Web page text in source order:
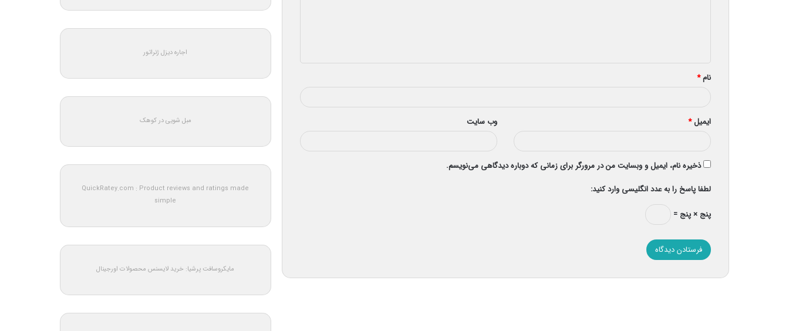
*
نام*
ایمیل* وب‌ سایت
ذخیره نام، ایمیل و وبسایت من در مرورگر برای زمانی که دوباره دیدگاهی می‌نویسم.
لطفا پاسخ را به عدد انگلیسی وارد کنید:
پنج × پنج =
اجاره دیزل ژنراتور
مبل شویی در کوهک
QuickRatey.com : Product reviews and ratings made
simple
مایکروسافت پرشیا: خرید لایسنس محصولات اورجینال